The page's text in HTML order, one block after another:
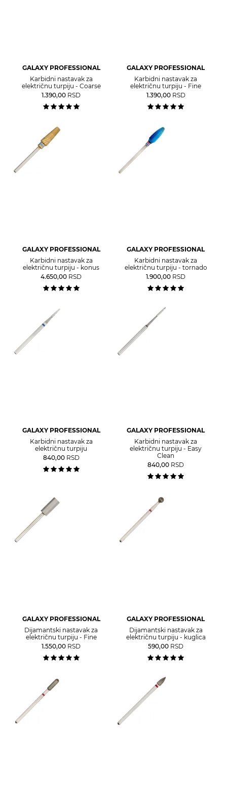
GALAXY PROFESSIONAL
Karbidni nastavak za
električnu turpiju - Coarse
1.390,00 RSD
GALAXY PROFESSIONAL
Karbidni nastavak za
električnu turpiju - Fine
1.390,00 RSD
GALAXY PROFESSIONAL
Karbidni nastavak za
električnu turpiju - konus
4.650,00 RSD
GALAXY PROFESSIONAL
Karbidni nastavak za
električnu turpiju - tornado
1.900,00 RSD
GALAXY PROFESSIONAL
Karbidni nastavak za
električnu turpiju
840,00 RSD
GALAXY PROFESSIONAL
Karbidni nastavak za
električnu turpiju - Easy
Clean
840,00 RSD
GALAXY PROFESSIONAL
Dijamantski nastavak za
električnu turpiju - Fine
1.550,00 RSD
GALAXY PROFESSIONAL
Dijamantski nastavak za
električnu turpiju - kuglica
590,00 RSD